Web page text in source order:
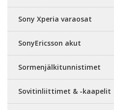
Sony Xperia varaosat
SonyEricsson akut
Sormenjälkitunnistimet
Sovitinliittimet & -kaapelit